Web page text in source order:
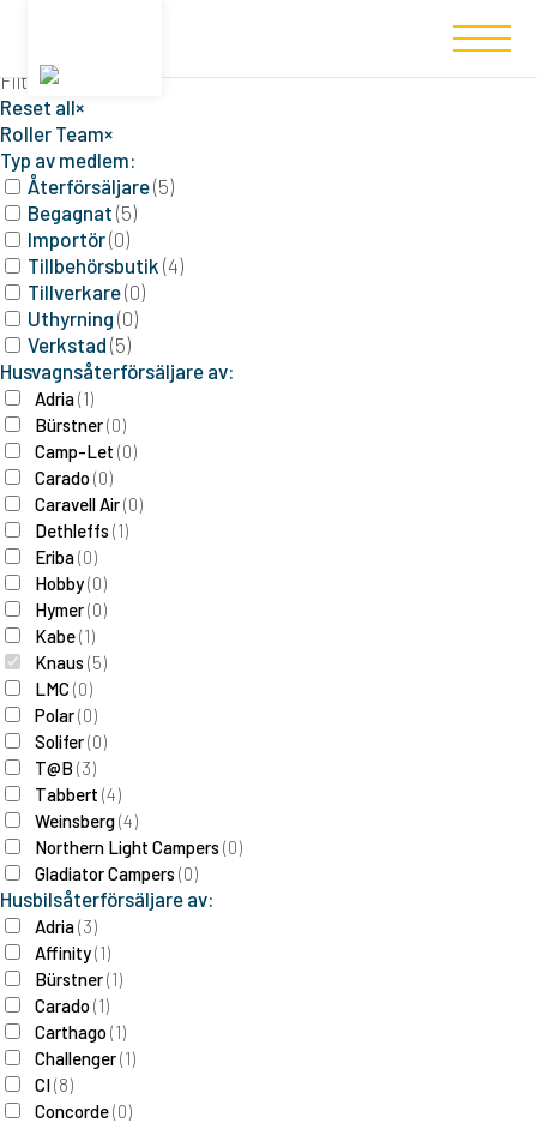
Filters
Reset all×
Roller Team×
Typ av medlem:
Återförsäljare(5)
Begagnat (5)
Importör(0)
Tillbehörsbutik (4)
Tillverkare(0)
Uthyrning (0)
Verkstad (5)
Husvagnsåterförsäljare av:
Adria(1)
Bürstner(0)
Camp-Let (0)
Carado(0)
Caravell Air(0)
Dethleffs (1)
Eriba(0)
Hobby(0)
Hymer(0)
Kabe(1)
Knaus (5)
LMC (0)
Polar(0)
Solifer(0)
T@B (3)
Tabbert (4)
Weinsberg(4)
Northern Light Campers (0)
Gladiator Campers (0)
Husbilsåterförsäljare av:
Adria(3)
Affinity(1)
Bürstner(1)
Carado(1)
Carthago(1)
Challenger(1)
CI(8)
Concorde(0)